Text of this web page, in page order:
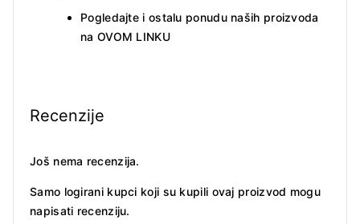
Pogledajte i ostalu ponudu naših proizvoda
na OVOM LINKU
Recenzije
Još nema recenzija.
Samo logirani kupci koji su kupili ovaj proizvod mogu
napisati recenziju.